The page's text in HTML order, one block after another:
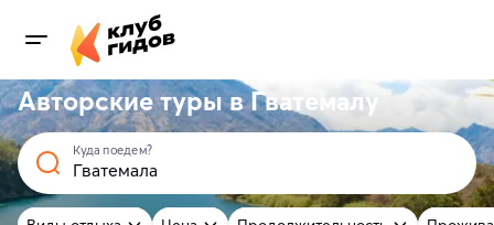
Авторские туры в Гватемалу
Куда поедем?